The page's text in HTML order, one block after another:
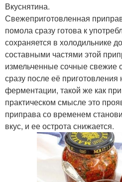
Вкуснятина.
Свежеприготовленная
помола сразу готова к
сохраняется в холодильнике
составными частями этой
измельченные сочные свежие
сразу после её приготовления
ферментации, такой же как
практическом смысле это
приправа со временем
вкус, и ее острота снижается.